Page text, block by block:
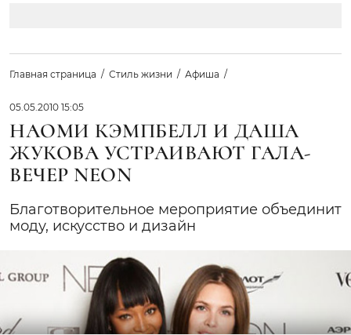
Главная страница Стиль жизни Афиша
05.05.2010 15:05
НАОМИ КЭМПБЕЛЛ И ДАША
ЖУКОВА УСТРАИВАЮТ ГАЛА-
ВЕЧЕР NEON
Благотворительное мероприятие объединит
моду, искусство и дизайн